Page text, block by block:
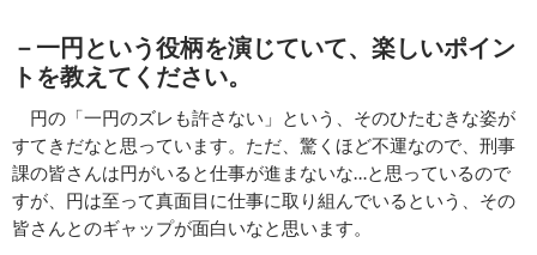
－一円という役柄を演じていて、楽しいポイン
トを教えてください。
円の「一円のズレも許さない」という、そのひたむきな姿が
すてきだなと思っています。ただ、驚くほど不運なので、刑事
課の皆さんは円がいると仕事が進まないな…と思っているので
すが、円は至って真面目に仕事に取り組んでいるという、その
皆さんとのギャップが面白いなと思います。